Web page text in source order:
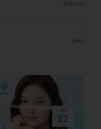
โหลดเลย
ดูเพิ่ม